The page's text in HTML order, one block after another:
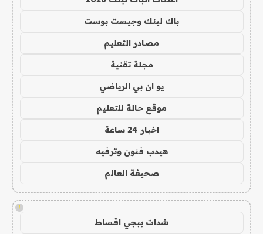
باك لينك وجيست بوست
مصادر التعليم
مجلة تقنية
يو ان بي الرياضي
موقع حالة للتعليم
اخبار 24 ساعة
هيدب فنون وترفيه
صحيفة العالم
!
شدات ببجي اقساط